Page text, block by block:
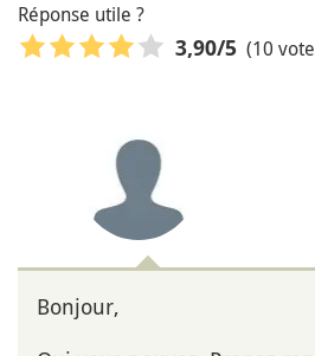
Réponse utile ?
3,90/5 (10
Bonjour,